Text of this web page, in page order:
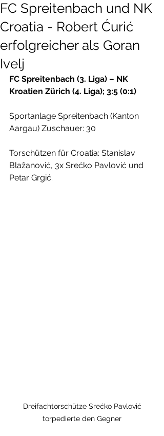
FC Spreitenbach und NK
Croatia - Robert Ćurić
erfolgreicher als Goran
Ivelj
FC Spreitenbach (3. Liga) – NK
Kroatien Zürich (4. Liga); 3:5 (0:1)
Sportanlage Spreitenbach (Kanton
Aargau) Zuschauer: 30
Torschützen für Croatia: Stanislav
Blažanović, 3x Srećko Pavlović und
Petar Grgić.
torpedierte den Gegner